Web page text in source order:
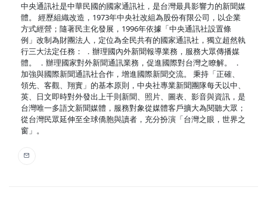
中央通訊社是中華民國的國家通訊社，是台灣最具影響力的新聞媒
體。 經歷組織改造，1973年中央社改組為股份有限公司，以企業
方式經營；隨著民主化發展，1996年依據「中央通訊社設置條
例」改制為財團法人，定位為全民共有的國家通訊社，獨立超然執
行三大法定任務： ．辦理國內外新聞報導業務，服務大眾傳播媒
體。 ．辦理國家對外新聞通訊業務，促進國際對台灣之瞭解。 ．
加強與國際新聞通訊社合作，增進國際新聞交流。 秉持「正確、
領先、客觀、翔實」的基本原則，中央社專業新聞團隊每天以中、
英、日文即時對外發出上千則新聞、照片、圖表、影音與資訊，是
台灣唯一多語文新聞媒體，服務對象從媒體客戶擴大為閱聽大眾；
從台灣民眾延伸至全球僑胞與讀者，充分扮演「台灣之眼，世界之
窗」。